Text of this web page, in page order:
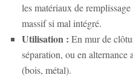
les matériaux de
massif si mal intégré.
Utilisation : En mur de
séparation, ou en alternance
(bois, métal).